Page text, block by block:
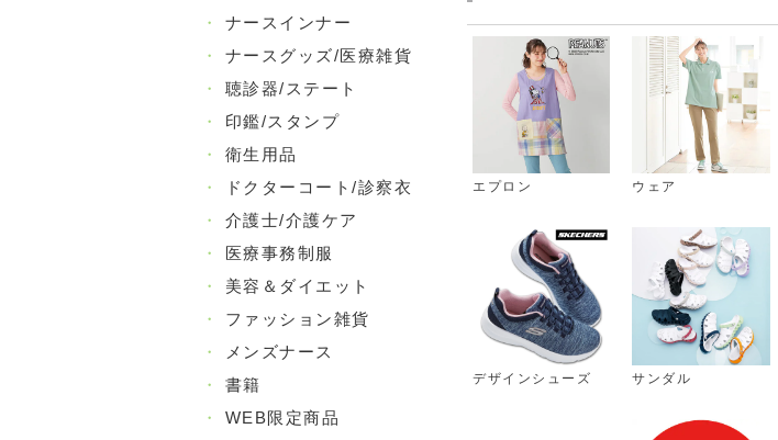
・
ナースインナー
・
ナースグッズ/医療雑貨
・
聴診器/ステート
・
印鑑/スタンプ
・
衛生用品
・
ドクターコート/診察衣
・
介護士/介護ケア
・
医療事務制服
・
美容＆ダイエット
・
ファッション雑貨
・
メンズナース
・
書籍
・
WEB限定商品
エプロン ウェア
デザインシューズ サンダル